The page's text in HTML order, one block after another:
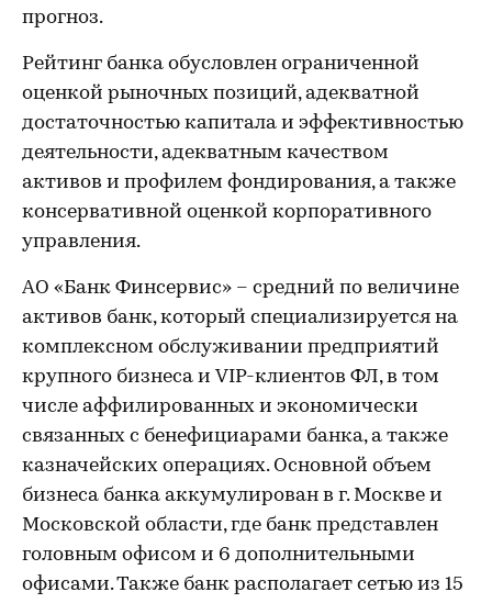
прогноз.
Рейтинг банка обусловлен ограниченной
оценкой рыночных позиций, адекватной
достаточностью капитала и эффективностью
деятельности, адекватным качеством
активов и профилем фондирования, а также
консервативной оценкой корпоративного
управления.
АО «Банк Финсервис» – средний по величине
активов банк, который специализируется на
комплексном обслуживании предприятий
крупного бизнеса и VIP-клиентов ФЛ, в том
числе аффилированных и экономически
связанных с бенефициарами банка, а также
казначейских операциях. Основной объем
бизнеса банка аккумулирован в г. Москве и
Московской области, где банк представлен
головным офисом и 6 дополнительными
офисами. Также банк располагает сетью из 15